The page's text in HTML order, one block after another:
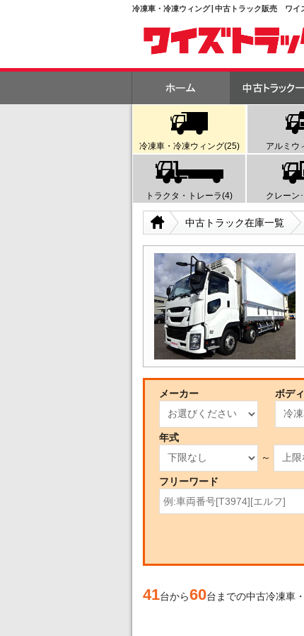
冷凍車・冷凍ウィング | 中古トラック販売 ワイ
冷凍車・冷凍ウィング(25) アルミウ
トラクタ・トレーラ(4) クレーン
中古トラック在庫一覧
メーカー ボデ
年式
～
フリーワード
41台から60台までの中古冷凍車